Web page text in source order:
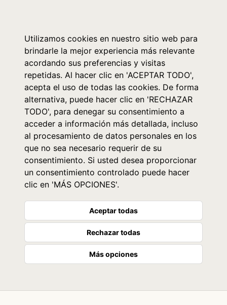
Utilizamos cookies en nuestro sitio web para
brindarle la mejor experiencia más relevante
acordando sus preferencias y visitas
repetidas. Al hacer clic en 'ACEPTAR TODO',
acepta el uso de todas las cookies. De forma
alternativa, puede hacer clic en 'RECHAZAR
TODO', para denegar su consentimiento a
acceder a información más detallada, incluso
al procesamiento de datos personales en los
que no sea necesario requerir de su
consentimiento. Si usted desea proporcionar
un consentimiento controlado puede hacer
clic en 'MÁS OPCIONES'.
Aceptar todas
Rechazar todas
Más opciones